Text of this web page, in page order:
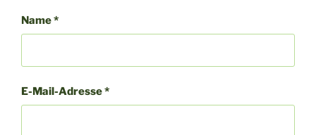
Name*
E-Mail-Adresse*